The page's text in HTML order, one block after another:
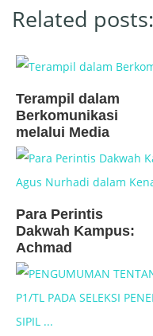
Related posts:
Terampil dalam
Berkomunikasi
melalui Media
Sosial
Para Perintis
Dakwah Kampus:
Achmad
Aryandra dan
Agus Nurhadi
dalam Kenangan